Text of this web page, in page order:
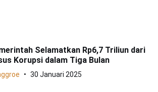
Selamatkan Rp6,7 Triliun dari
Korupsi dalam Tiga Bulan
30 Januari 2025